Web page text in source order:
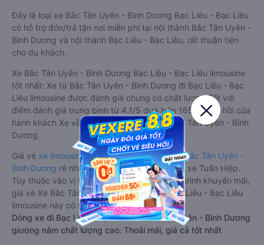
Đây là loại xe Bắc Tân Uyên - Bình Dương Bạc Liêu - Bạc Liêu
có hỗ trợ đón/trả tận nơi miễn phí tại nội thành Bắc Tân Uyên -
Bình Dương và nội thành Bạc Liêu - Bạc Liêu, rất thuận tiện
cho du khách.
Xe Bắc Tân Uyên - Bình Dương Bạc Liêu - Bạc Liêu limousine
tốt nhất: Xe từ Bắc Tân Uyên - Bình Dương đi Bạc Liêu - Bạc
Liêu limousine được đánh giá chung có chất lượng Tốt với
điểm đánh giá trung bình từ 4.1/5 dựa trên 1656 phản hồi của
hành khách Xe về Bạc Liêu - Bạc Liêu từ Bắc Tân Uyên - Bình
Dương.
Giá vé xe limousine đi Bạc Liêu - Bạc Liêu từ Bắc Tân Uyên -
Bình Dương rẻ nhất là 300000VND của hãng xe Tuấn Hiệp.
Tùy thuộc vào vị trí ngồi của bạn và chương trình khuyến mãi,
giá vé Xe Bắc Tân Uyên - Bình Dương đi Bạc Liêu - Bạc Liêu
limousine này có thể sẽ rẻ hơn
Dòng xe đi Bạc Liêu - Bạc Liêu từ Bắc Tân Uyên - Bình Dương
giường nằm chất lượng cao: Thoải mái, giá cả tốt nhất